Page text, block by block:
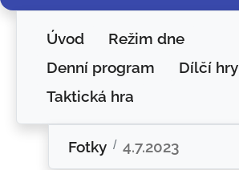
Úvod
Režim dne
Denní program
Dílčí hry
Taktická hra
Fotky 4.7.2023